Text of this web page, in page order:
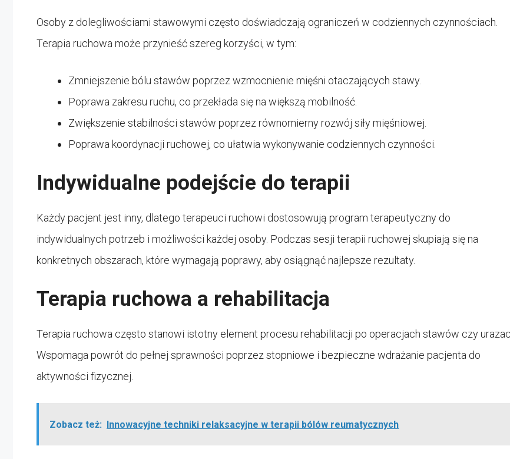
Osoby z dolegliwościami stawowymi często doświadczają ograniczeń w codziennych czynnościach.
Terapia ruchowa może przynieść szereg korzyści, w tym:
Zmniejszenie bólu stawów poprzez wzmocnienie mięśni otaczających stawy.
Poprawa zakresu ruchu, co przekłada się na większą mobilność.
Zwiększenie stabilności stawów poprzez równomierny rozwój siły mięśniowej.
Poprawa koordynacji ruchowej, co ułatwia wykonywanie codziennych czynności.
Indywidualne podejście do terapii
Każdy pacjent jest inny, dlatego terapeuci ruchowi dostosowują program terapeutyczny do
indywidualnych potrzeb i możliwości każdej osoby. Podczas sesji terapii ruchowej skupiają się na
konkretnych obszarach, które wymagają poprawy, aby osiągnąć najlepsze rezultaty.
Terapia ruchowa a rehabilitacja
Terapia ruchowa często stanowi istotny element procesu rehabilitacji po operacjach stawów czy
Wspomaga powrót do pełnej sprawności poprzez stopniowe i bezpieczne wdrażanie pacjenta do
aktywności fizycznej.
Zobacz też: Innowacyjne techniki relaksacyjne w terapii bólów reumatycznych